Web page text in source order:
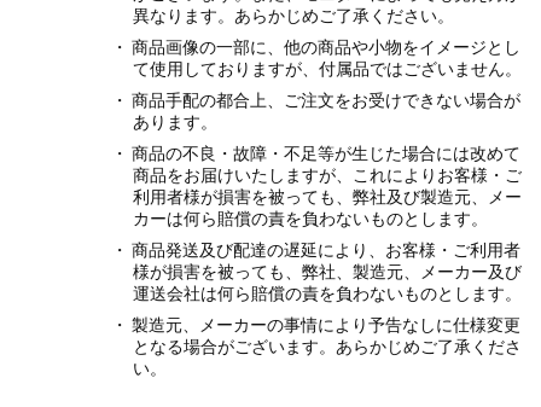
異なります。あらかじめご了承ください。
商品画像の一部に、他の商品や小物をイメージとし
て使用しておりますが、付属品ではございません。
商品手配の都合上、ご注文をお受けできない場合が
あります。
商品の不良・故障・不足等が生じた場合には改めて
商品をお届けいたしますが、これによりお客様・ご
利用者様が損害を被っても、弊社及び製造元、メー
カーは何ら賠償の責を負わないものとします。
商品発送及び配達の遅延により、お客様・ご利用者
様が損害を被っても、弊社、製造元、メーカー及び
運送会社は何ら賠償の責を負わないものとします。
製造元、メーカーの事情により予告なしに仕様変更
となる場合がございます。あらかじめご了承くださ
い。